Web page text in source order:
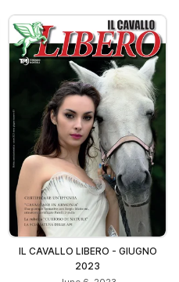
IL CAVALLO LIBERO - GIUGNO
2023